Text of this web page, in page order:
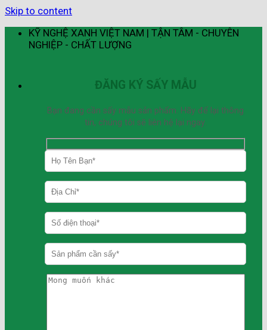
Skip to content
KỸ NGHỆ XANH VIỆT NAM | TẬN TÂM - CHUYÊN
NGHIỆP - CHẤT LƯỢNG
ĐĂNG KÝ SẤY MẪU
Bạn đang cần sấy mẫu sản phẩm. Hãy để lại thông
tin, chúng tôi sẽ liên hệ lại ngay.